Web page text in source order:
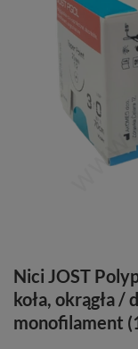
Nici JOST
koła, okrągła /
monofilament